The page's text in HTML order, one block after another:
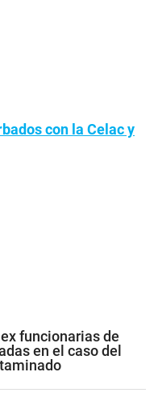
con la Celac y
funcionarias de
en el caso del